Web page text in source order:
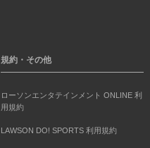
規約・その他
ローソンエンタテインメント ONLINE 利
用規約
LAWSON DO! SPORTS 利用規約